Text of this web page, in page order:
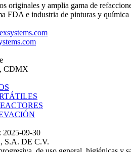
originales y amplia gama de
FDA e industria de pinturas y química
CDMX
2025-09-30
S.A. DE C.V.